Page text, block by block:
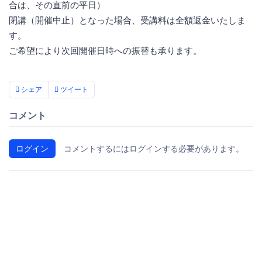
合は、その直前の平日）
閉講（開催中止）となった場合、受講料は全額返金いたしま
す。
ご希望により次回開催日時への振替も承ります。
シェア ツイート
コメント
ログイン コメントするにはログインする必要があります。